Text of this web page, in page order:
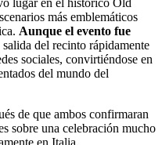
más emblemáticos
Aunque el evento fue
del recinto rápidamente
sociales, convirtiéndose en
del mundo del
de que ambos confirmaran
sobre una celebración mucho
en Italia.